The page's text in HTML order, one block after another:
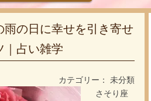
雨の日に幸せを引き寄せ
｜占い雑学
カテゴリー： 未分類
さそり座